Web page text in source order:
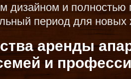
дизайном и полностью
период для
аренды
и